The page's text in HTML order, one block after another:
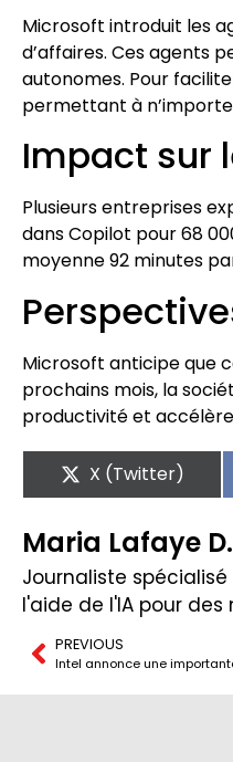
Microsoft introduit les
d’affaires. Ces agents
autonomes. Pour
permettant à
Impact sur
Plusieurs entreprises
dans Copilot pour 68
moyenne 92 minutes
Microsoft anticipe que
prochains mois, la
productivité et
X (Twitter)
Maria Lafaye D.
Journaliste
l'aide de l'IA pour
PREVIOUS